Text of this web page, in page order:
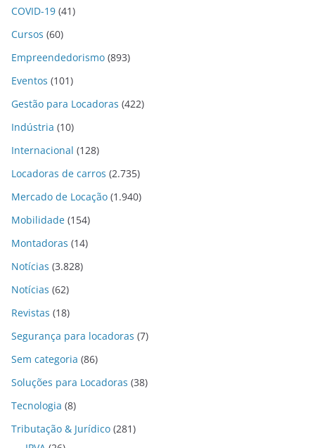
COVID-19 (41)
Cursos (60)
Empreendedorismo (893)
Eventos (101)
Gestão para Locadoras (422)
Indústria (10)
Internacional (128)
Locadoras de carros (2.735)
Mercado de Locação (1.940)
Mobilidade (154)
Montadoras (14)
Notícias (3.828)
Notícias (62)
Revistas (18)
Segurança para locadoras (7)
Sem categoria (86)
Soluções para Locadoras (38)
Tecnologia (8)
Tributação & Jurídico (281)